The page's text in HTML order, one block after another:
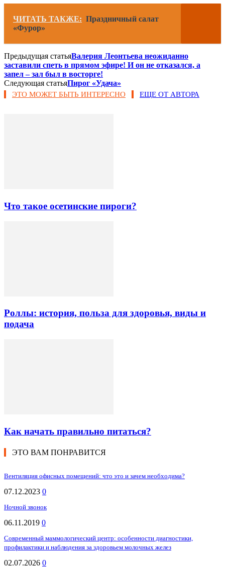
ЧИТАТЬ ТАКЖЕ: Праздничный салат
«Фурор»
Предыдущая статьяВалерия Леонтьева неожиданно
заставили спеть в прямом эфире! И он не отказался, а
запел – зал был в восторге!
Следующая статьяПирог «Удача»
ЭТО МОЖЕТ БЫТЬ ИНТЕРЕСНО ЕЩЕ ОТ АВТОРА
Что такое осетинские пироги?
Роллы: история, польза для здоровья, виды и
подача
Как начать правильно питаться?
ЭТО ВАМ ПОНРАВИТСЯ
Вентиляция офисных помещений: что это и зачем необходима?
07.12.2023 0
Ночной звонок
06.11.2019 0
Современный маммологический центр: особенности диагностики,
профилактики и наблюдения за здоровьем молочных желез
02.07.2026 0